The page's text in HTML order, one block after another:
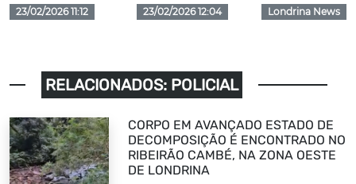
23/02/2026 11:12 23/02/2026 12:04 Londrina News
RELACIONADOS: POLICIAL
CORPO EM AVANÇADO ESTADO DE
DECOMPOSIÇÃO É ENCONTRADO NO
RIBEIRÃO CAMBÉ, NA ZONA OESTE
DE LONDRINA